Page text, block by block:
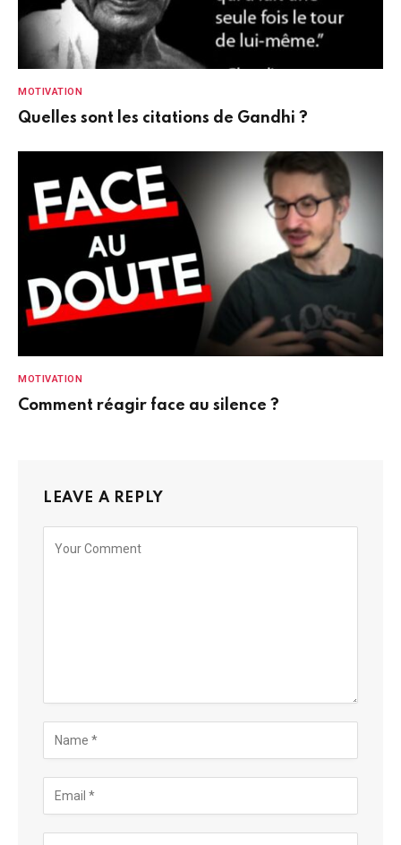
MOTIVATION
Quelles sont les citations de Gandhi ?
MOTIVATION
Comment réagir face au silence ?
LEAVE A REPLY